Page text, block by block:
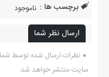
برچسب ها : ناموجود
ارسال نظر شما
نظرات ارسال شده توسط
سایت منتشر خواهد شد.